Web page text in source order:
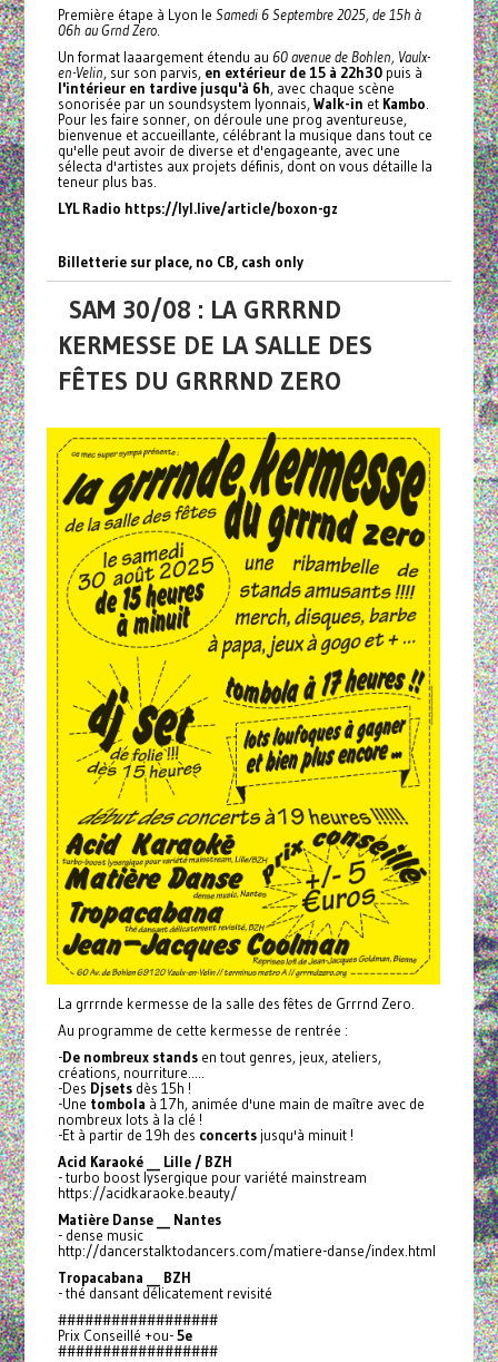
Première étape à Lyon le Samedi 6 Septembre 2025, de 15h à
06h au Grnd Zero.
Un format laaargement étendu au 60 avenue de Bohlen, Vaulx-
en-Velin, sur son parvis, en extérieur de 15 à 22h30puis à
l'intérieur en tardive jusqu'à 6h, avec chaque scène
sonorisée par un soundsystem lyonnais,Walk-in et Kambo
Pour les faire sonner, on déroule une prog aventureuse,
bienvenue et accueillante, célébrant la musique dans tout ce
qu'elle peut avoir de diverse et d'engageante, avec une
sélecta d'artistes aux projets définis, dont on vous détaille la
teneur plus bas.
LYL Radio https://lyl.live/article/boxon-gz
Billetterie sur place, no CB, cash only
SAM 30/08 : LA GRRRND
KERMESSE DE LA SALLE DES
FÊTES DU GRRRND ZERO
La grrrnde kermesse de la salle des fêtes de Grrrnd Zero.
Au programme de cette kermesse de rentrée :
-De nombreux standsen tout genres, jeux, ateliers,
créations, nourriture.....
-Des Djsetsdès 15h !
-Une tombola à 17h, animée d'une main de maître avec de
nombreux lots à la clé !
-Et à partir de 19h des concertsjusqu'à minuit !
Acid Karaoké __ Lille / BZH
- turbo boost lysergique pour variété mainstream
https://acidkaraoke.beauty/
Matière Danse __ Nantes
- dense music
http://dancerstalktodancers.com/matiere-danse/index.html
Tropacabana __ BZH
- thé dansant délicatement revisité
##################
Prix Conseillé +ou-5e
##################